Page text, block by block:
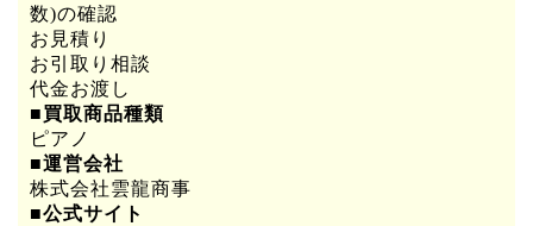
数)の確認
お見積り
お引取り相談
代金お渡し
■買取商品種類
ピアノ
■運営会社
株式会社雲龍商事
■公式サイト